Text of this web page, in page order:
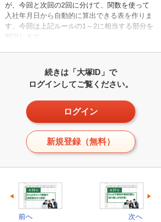
が、今回と次回の2回に分けて、関数を使って
入社年月日から自動的に算出できる表を作りま
す。今回は上記ルールの1～2に相当する部分を
解説します。
続きは「大塚ID」で
ログインしてご覧ください。
ログイン
新規登録（無料）
前へ
次へ